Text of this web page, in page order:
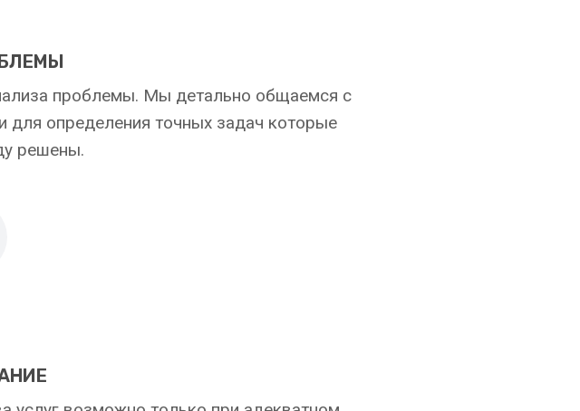
проблемы. Мы детально общаемся с
для определения точных задач которые
решены.